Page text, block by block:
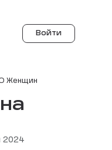
Войти
Женщин
2024